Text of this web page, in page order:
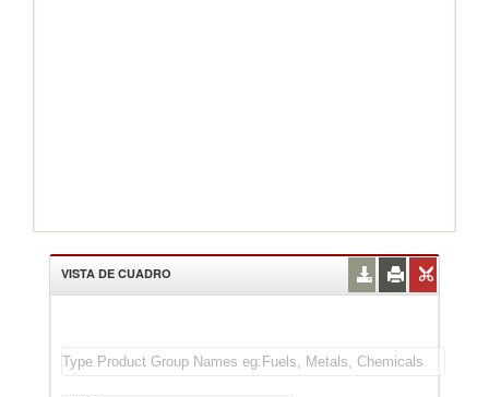
VISTA DE CUADRO